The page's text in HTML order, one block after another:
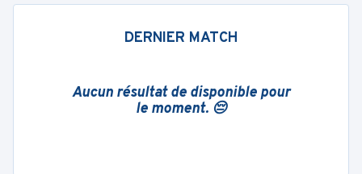
DERNIER MATCH
Aucun résultat de disponible pour
le moment. 😔